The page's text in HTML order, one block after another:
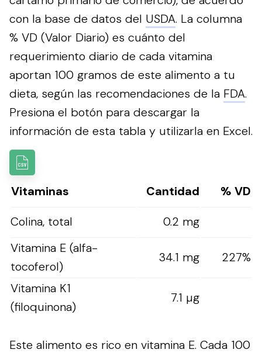
con la base de datos del USDA. La columna
% VD (Valor Diario) es cuánto del
requerimiento diario de cada vitamina
aportan 100 gramos de este alimento a tu
dieta, según las recomendaciones de la FDA.
Presiona el botón para descargar la
información de esta tabla y utilizarla en Excel.
Vitaminas Cantidad
% VD
Colina, total
0.2 mg
Vitamina E (alfa-
tocoferol)
34.1 mg 227%
Vitamina K1
(filoquinona)
7.1 µg
Este alimento es rico en vitamina E. Cada 100